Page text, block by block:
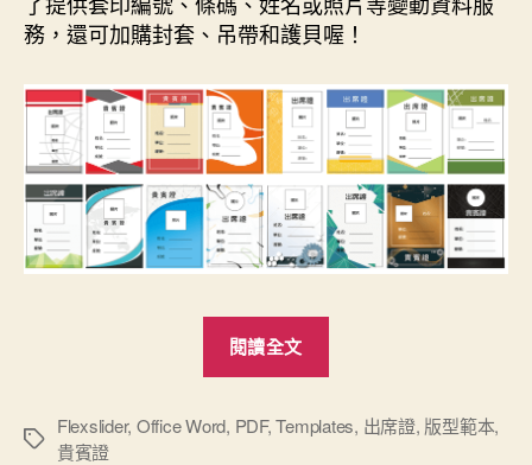
務，還可加購封套、吊帶和護貝喔！
閱讀全文
出
標
Flexslider, Office Word, PDF,Templates, 出席證, 版型範本,
貴賓證